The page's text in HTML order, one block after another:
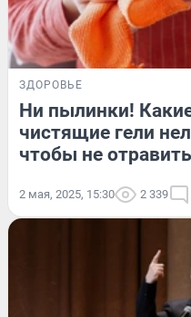
ЗДОРОВЬЕ
Ни пылинки!
чистящие гели
чтобы не
2 мая, 2025, 15:30 2 339